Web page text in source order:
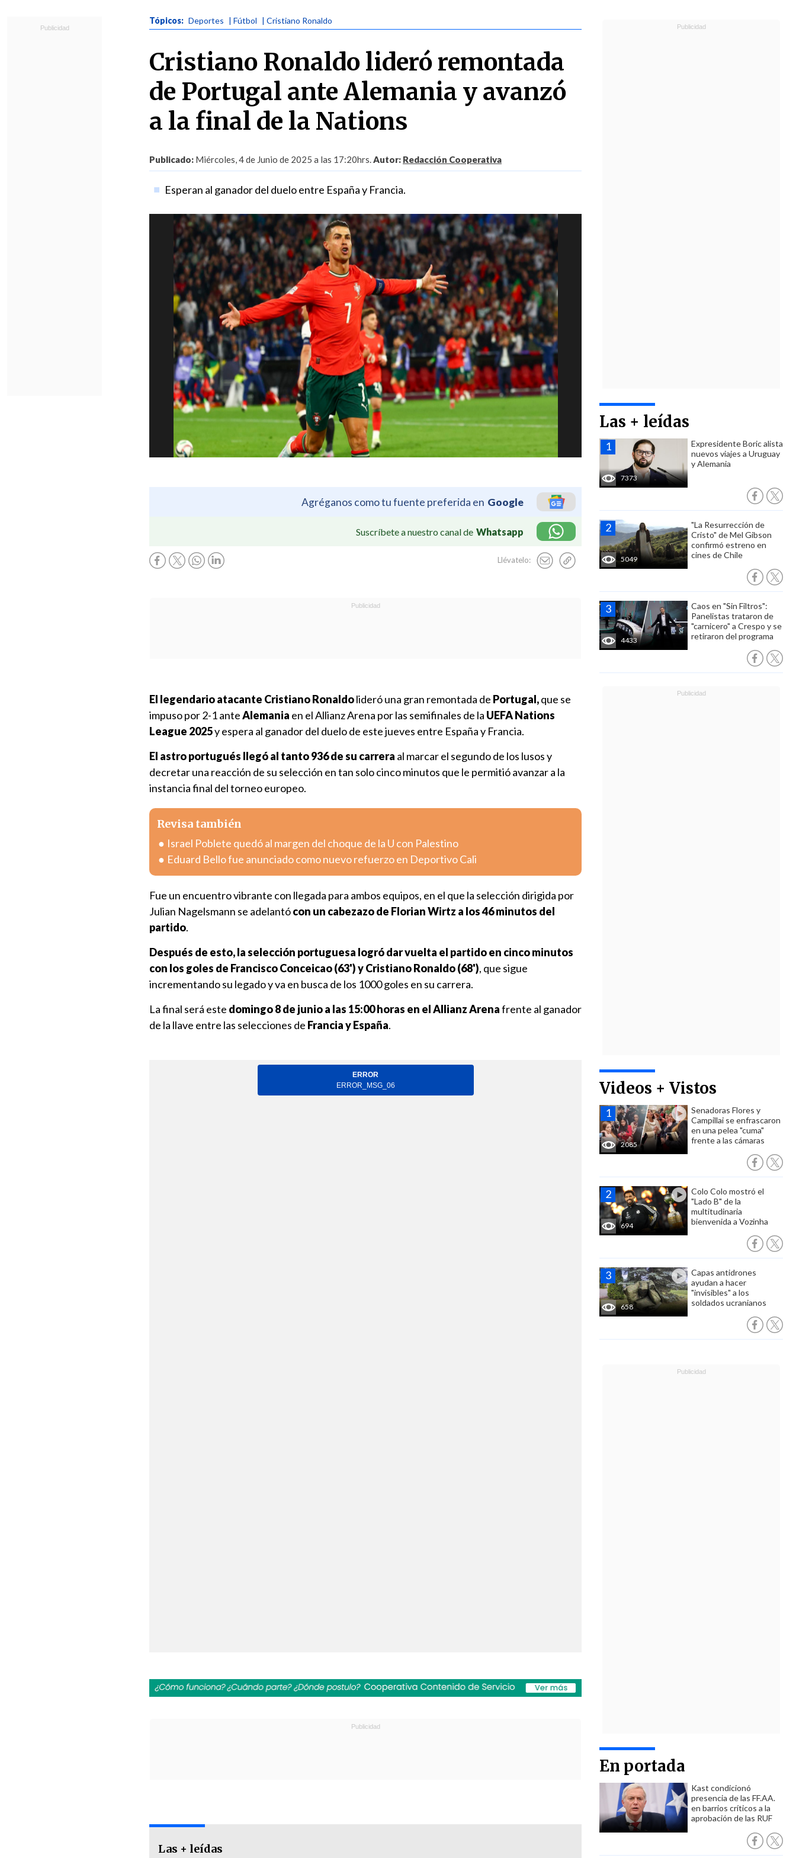
Tópicos: Deportes | Fútbol | Cristiano Ronaldo
Cristiano Ronaldo lideró remontada
de Portugal ante Alemania y avanzó
a la final de la Nations
Publicado: Miércoles, 4 de Junio de 2025 a las 17:20hrs.Autor: Redacción Cooperativa
Esperan al ganador del duelo entre España y Francia.
Agréganos como tu fuente preferida en Google
Suscríbete a nuestro canal de Whatsapp
Llévatelo:
Las + leídas
7373
Expresidente Boric alista
nuevos viajes a Uruguay
y Alemania
5049
"La Resurrección de
Cristo" de Mel Gibson
confirmó estreno en
cines de Chile
4433
Caos en "Sin Filtros":
Panelistas trataron de
"carnicero" a Crespo y se
retiraron del programa
Videos + Vistos
2085
Senadoras Flores y
Campillai se enfrascaron
en una pelea "cuma"
frente a las cámaras
694
Colo Colo mostró el
"Lado B" de la
multitudinaria
bienvenida a Vozinha
658
Capas antidrones
ayudan a hacer
"invisibles" a los
soldados ucranianos
En portada
Kast condicionó
presencia de las FF.AA.
en barrios críticos a la
aprobación de las RUF
El legendario atacante Cristiano Ronaldolideró una gran remontada de Portugal,que se
impuso por 2-1 anteAlemania en el Allianz Arena por las semifinales de la UEFA Nations
League 2025y espera al ganador del duelo de este jueves entre España y Francia.
El astro portugués llegó al tanto 936 de su carrera al marcar el segundo de los lusos y
decretar una reacción de su selección en tan solo cinco minutos que le permitió avanzar a la
instancia final del torneo europeo.
Revisa también
Israel Poblete quedó al margen del choque de la U con Palestino
Eduard Bello fue anunciado como nuevo refuerzo en Deportivo Cali
Fue un encuentro vibrante con llegada para ambos equipos, en el que la selección dirigida por
Julian Nagelsmann se adelantócon un cabezazo de Florian Wirtz a los 46 minutos del
partido.
Después de esto, la selección portuguesa logró dar vuelta el partido en cinco minutos
con los goles de Francisco Conceicao (63') y Cristiano Ronaldo (68'), que sigue
incrementando su legado y va en busca de los 1000 goles en su carrera.
La final será este domingo 8 de junio a las 15:00 horas en el Allianz Arenafrente al ganador
de la llave entre las selecciones de Francia y España.
Las + leídas